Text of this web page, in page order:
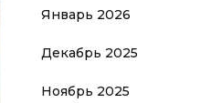
Январь 2026
Декабрь 2025
Ноябрь 2025